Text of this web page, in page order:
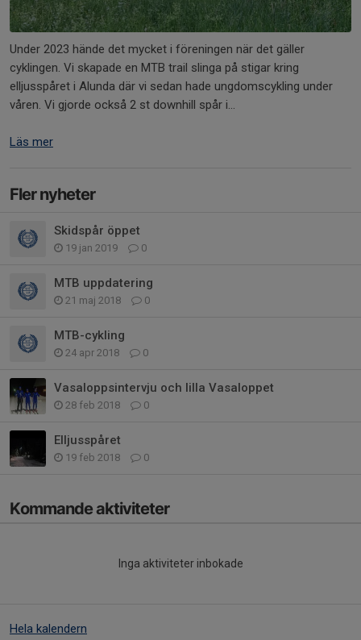
Under 2023 hände det mycket i föreningen när det gäller
cyklingen. Vi skapade en MTB trail slinga på stigar kring
elljusspåret i Alunda där vi sedan hade ungdomscykling under
våren. Vi gjorde också 2 st downhill spår i...
Läs mer
Fler nyheter
Skidspår öppet
19 jan 2019 0
MTB uppdatering
21 maj 2018 0
MTB-cykling
24 apr 2018 0
Vasaloppsintervju och lilla Vasaloppet
28 feb 2018 0
Elljusspåret
19 feb 2018 0
Kommande aktiviteter
Inga aktiviteter inbokade
Hela kalendern